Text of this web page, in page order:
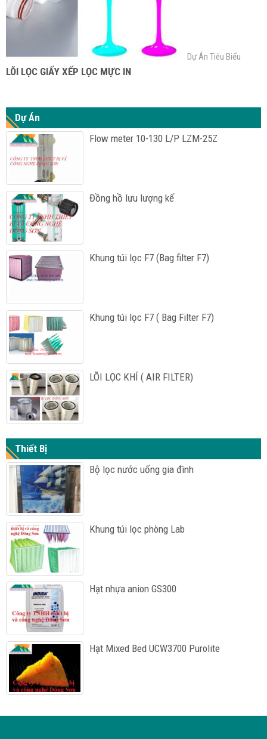
Dự Án Tiêu Biểu
LÕI LỌC GIẤY XẾP LỌC MỰC IN
Dự Án
Flow meter 10-130 L/P LZM-25Z
Đồng hồ lưu lượng kế
Khung túi lọc F7 (Bag filter F7)
Khung túi lọc F7 ( Bag Filter F7)
LÕI LỌC KHÍ ( AIR FILTER)
Thiết Bị
Bộ lọc nước uống gia đình
Khung túi lọc phòng Lab
Hạt nhựa anion GS300
Hạt Mixed Bed UCW3700 Purolite